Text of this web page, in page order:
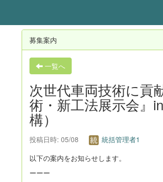
募集案内
一覧へ
次世代車両技術に貢
術・新工法展示会』
構）
投稿日時: 05/08
統括管理者1
以下の案内をお知らせします。
ーーー